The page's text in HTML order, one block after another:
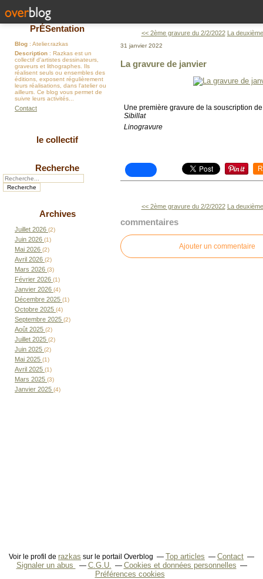
PrÉSentation
Blog : Atelier.razkas
Description : Razkas est un
collectif d'artistes dessinateurs,
graveurs et lithographes. Ils
réalisent seuls ou ensembles des
éditions, exposent régulièrement
leurs réalisations, dans l'atelier ou
ailleurs. Ce blog vous permet de
suivre leurs activités...
Contact
le collectif
Recherche
Archives
Juillet 2026 (2)
Juin 2026 (1)
Mai 2026 (2)
Avril 2026 (2)
Mars 2026 (3)
Février 2026 (1)
Janvier 2026 (4)
Décembre 2025 (1)
Octobre 2025 (4)
Septembre 2025 (2)
Août 2025 (2)
Juillet 2025 (2)
Juin 2025 (2)
Mai 2025 (1)
Avril 2025 (1)
Mars 2025 (3)
Janvier 2025 (4)
<< 2ème gravure du 2/2/2022 La
31 janvier 2022
La gravure de janvier
Une première gravure de la souscription
Sibillat
Linogravure
<< 2ème gravure du 2/2/2022 La
commentaires
Ajouter un commentaire
Voir le profil de razkas sur le portail Overblog Top articles
Contact
Signaler un abus
C.G.U.
Cookies et données personnelles
Préférences cookies